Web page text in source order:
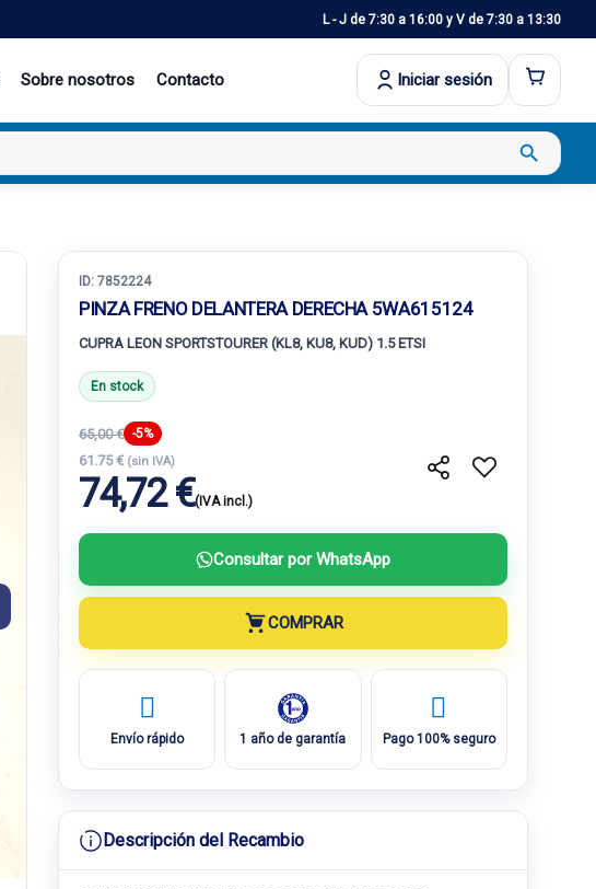
L - J de 7:30 a 16:00 y V de 7:30 a 13:30
Sobre nosotros Contacto Iniciar sesión
search
ID: 7852224
PINZA FRENO DELANTERA DERECHA 5WA615124
CUPRA LEON SPORTSTOURER (KL8, KU8, KUD) 1.5 ETSI
En stock
65,00 € -5%
61.75 € (sin IVA)
74,72 €(IVA incl.)
Consultar por WhatsApp
COMPRAR
Envío rápido 1 año de garantía Pago 100% seguro
Descripción del Recambio